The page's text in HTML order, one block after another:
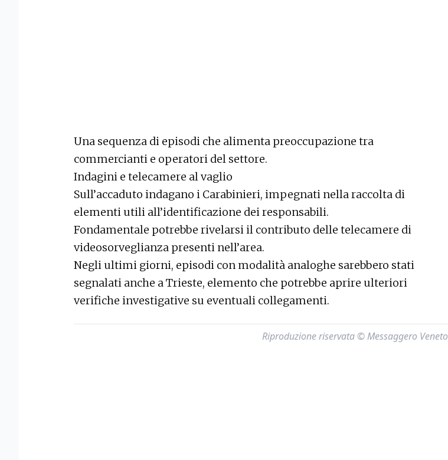
Una sequenza di episodi che alimenta preoccupazione tra
commercianti e operatori del settore.
Indagini e telecamere al vaglio
Sull’accaduto indagano i Carabinieri, impegnati nella raccolta di
elementi utili all’identificazione dei responsabili.
Fondamentale potrebbe rivelarsi il contributo delle telecamere di
videosorveglianza presenti nell’area.
Negli ultimi giorni, episodi con modalità analoghe sarebbero stati
segnalati anche a Trieste, elemento che potrebbe aprire ulteriori
verifiche investigative su eventuali collegamenti.
Riproduzione riservata © Messaggero Veneto